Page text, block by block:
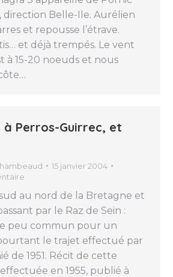
direction Belle-Ile. Aurélien
et repousse l’étrave.
et déjà trempés. Le vent
à 15-20 noeuds et nous
à Perros-Guirrec, et
15 janvier 2004
au nord de la Bretagne et
par le Raz de Sein :
peu commun pour un
pourtant le trajet effectué par
de 1951. Récit de cette
en 1955, publié à